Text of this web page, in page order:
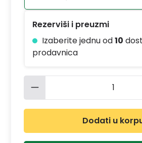
Rezerviši i preuzmi
Izaberite jednu od10
prodavnica
Količina proizvoda:
Dodati u